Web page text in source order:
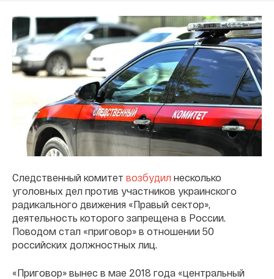
Следственный комитет возбудил несколько
уголовных дел против участников украинского
радикального движения «Правый сектор»,
деятельность которого запрещена в России.
Поводом стал «приговор» в отношении 50
российских должностных лиц.
«Приговор» вынес в мае 2018 года «центральный